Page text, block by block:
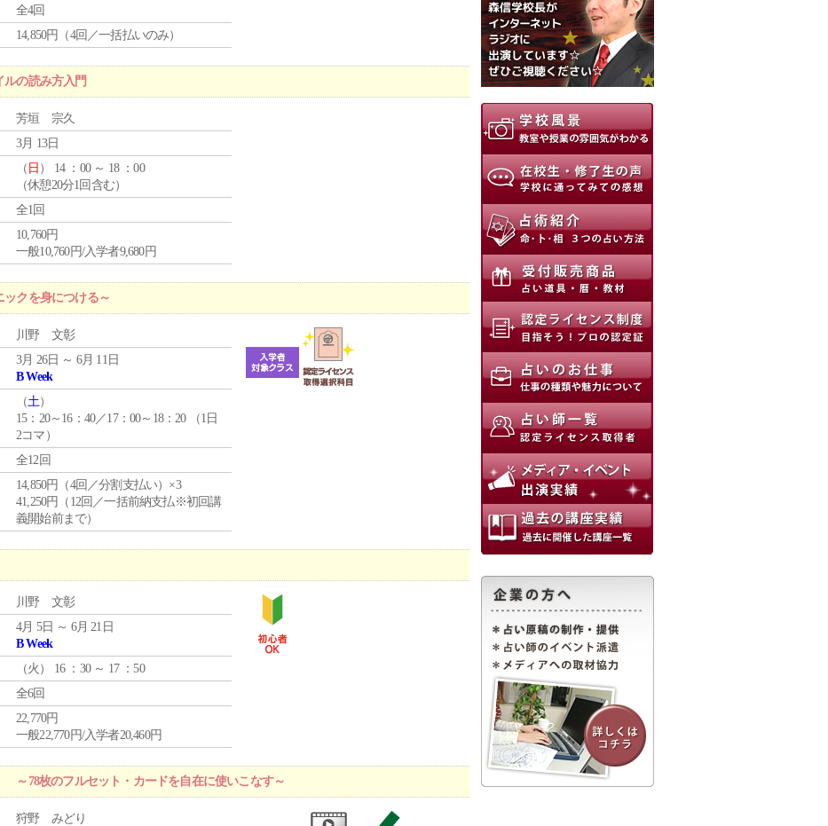
全4回
14,850円（4回／一括払いのみ）
ルの読み方入門
芳垣 宗久
3月 13日
（ 日 ） 14 ：00 ～ 18 ：00
（休憩20分1回含む）
全1回
10,760円
一般10,760円/入学者9,680円
クを身につける～
川野 文彰
3月 26日 ～ 6月 11日
B Week
（土）
15：20～16：40／17：00～18：20 （1日
2コマ）
全12回
14,850円（4回／分割支払い）×3
41,250円（12回／一括前納支払※初回講
義開始前まで）
川野 文彰
4月 5日 ～ 6月 21日
B Week
（火 ） 16 ：30 ～ 17 ：50
全6回
22,770円
一般22,770円/入学者20,460円
～78枚のフルセット・カードを自在に使いこなす～
狩野 みどり